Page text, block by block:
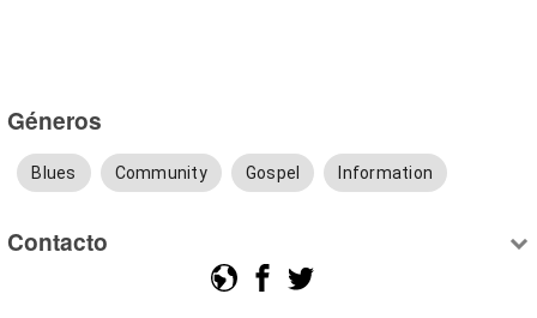
Géneros
Blues Community Gospel Information
Contacto